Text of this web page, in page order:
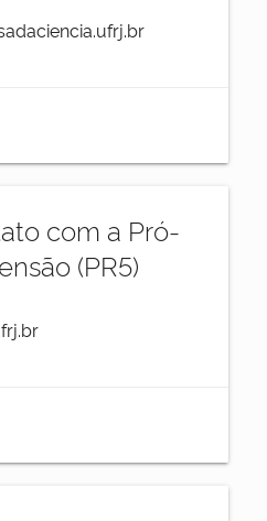
com a Pró-
(PR5)